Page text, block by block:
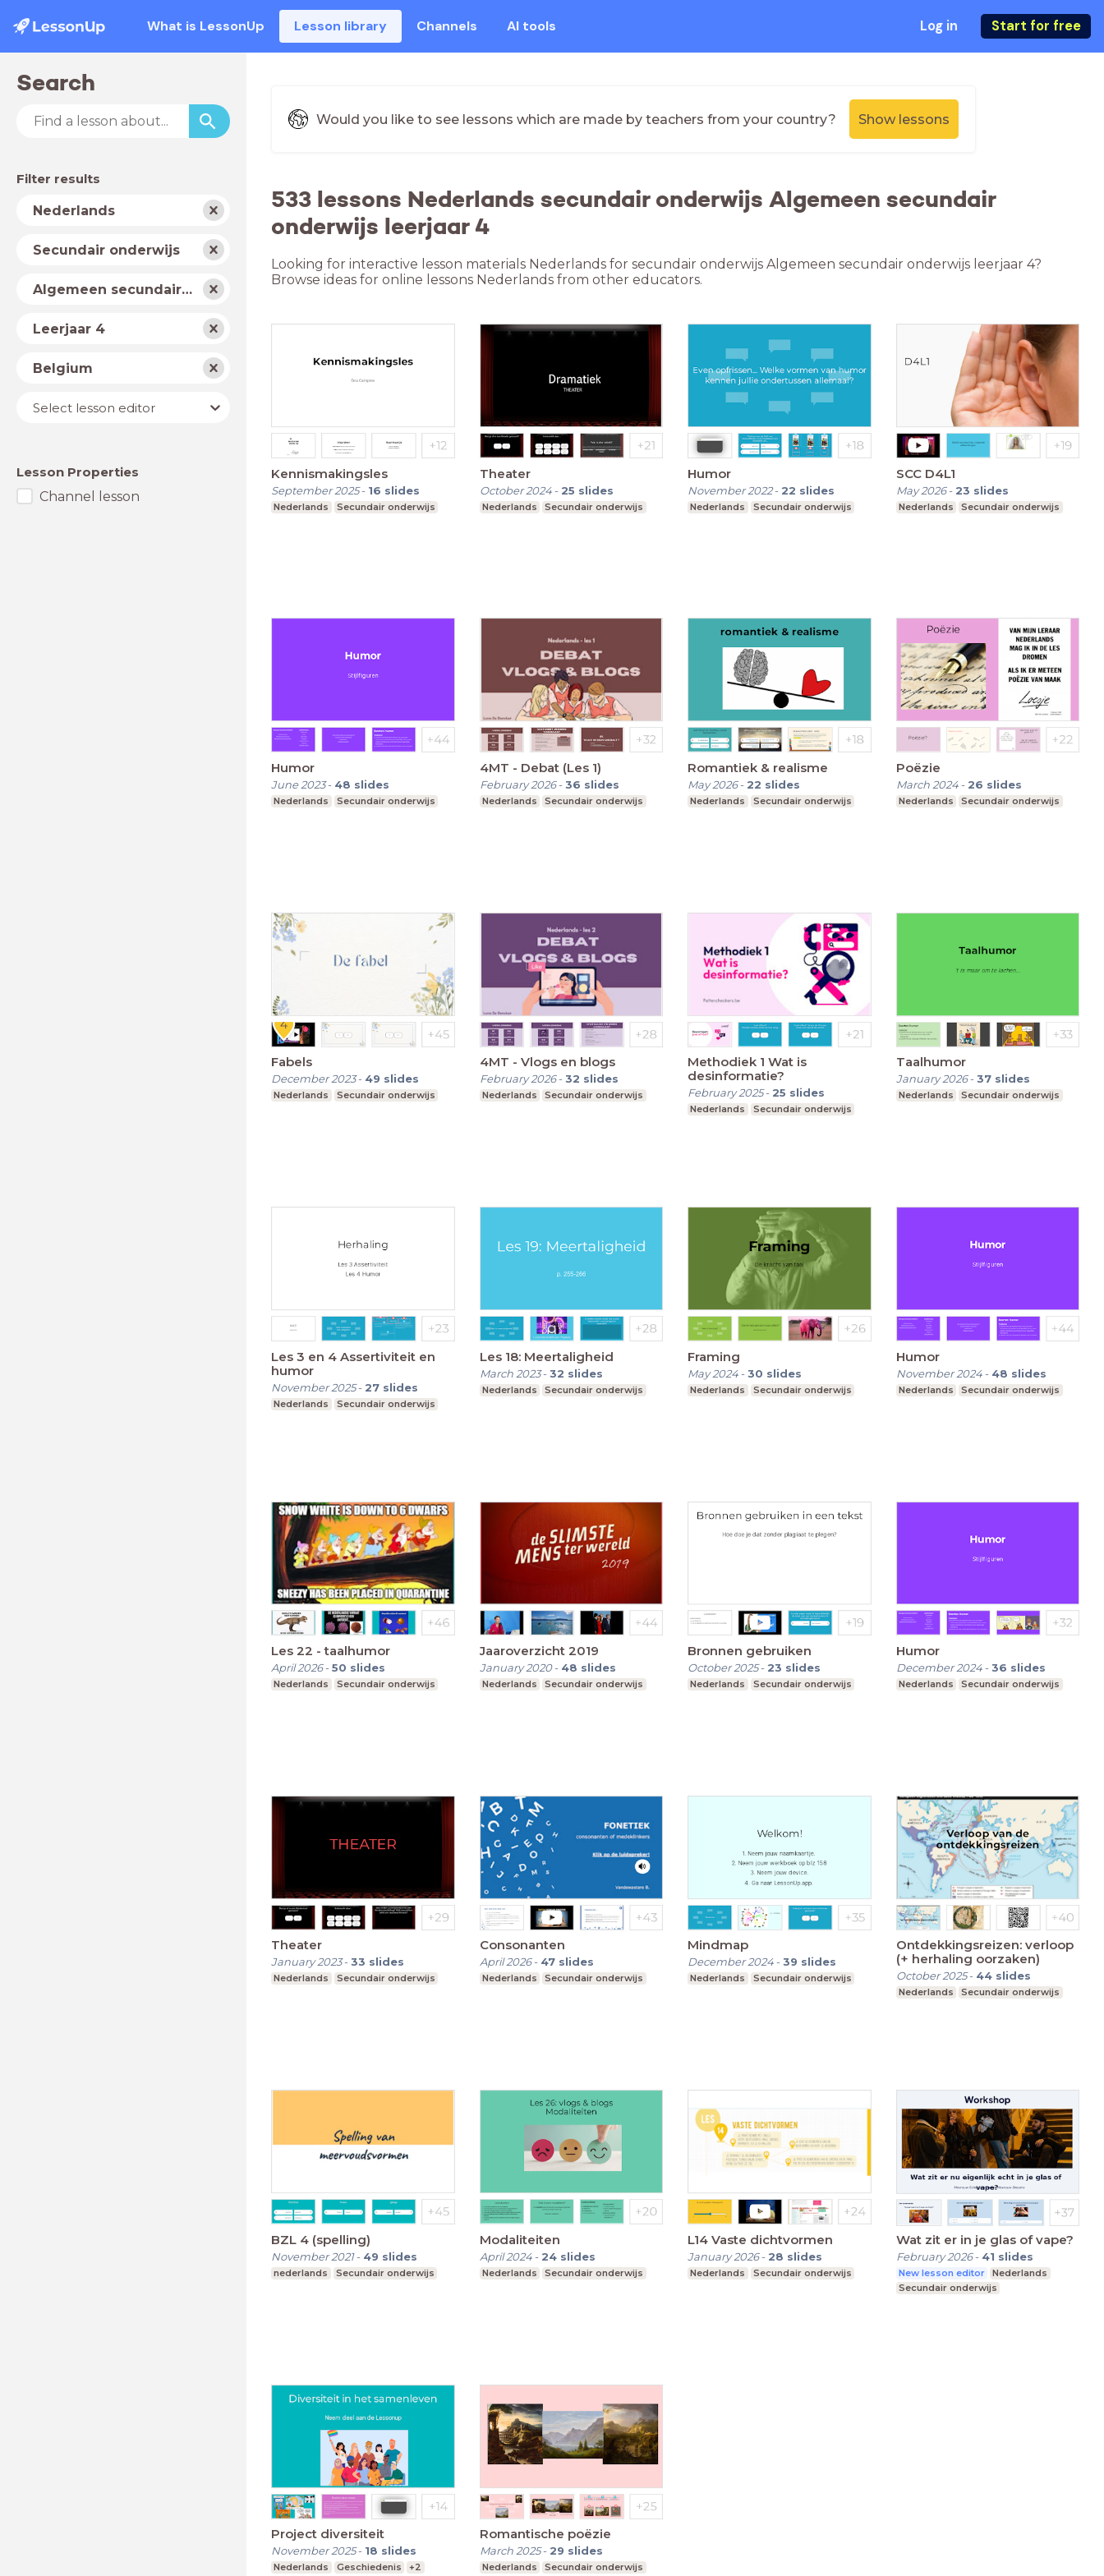
What is LessonUp Lesson library Channels AI tools Log in Start for free
Search
Filter results
Subject
Nederlands
School
typeSecundair onderwijs
Level Algemeen secundair onderwijs
YearLeerjaar 4
Country
Belgium
Lesson
editor
Select lesson editor
Lesson Properties
Channel lesson
Would you like to see lessons which are made by teachers from your country? Show lessons
533 lessons Nederlands secundair onderwijs Algemeen secundair
onderwijs leerjaar 4
Looking for interactive lesson materials Nederlands for secundair onderwijs Algemeen secundair onderwijs leerjaar 4?
Browse ideas for online lessons Nederlands from other educators.
Kennismakingsles
September 2025- 16 slides
Nederlands Secundair onderwijs
Theater
October 2024- 25 slides
Nederlands Secundair onderwijs
Humor
November 2022- 22 slides
Nederlands Secundair onderwijs
SCC D4L1
May 2026- 23 slides
Nederlands Secundair onderwijs
Humor
June 2023- 48 slides
Nederlands Secundair onderwijs
4MT - Debat (Les 1)
February 2026-36 slides
Nederlands Secundair onderwijs
Romantiek & realisme
May 2026- 22 slides
Nederlands Secundair onderwijs
Poëzie
March 2024- 26 slides
Nederlands Secundair onderwijs
Fabels
December 2023- 49 slides
Nederlands Secundair onderwijs
4MT - Vlogs en blogs
February 2026-32 slides
Nederlands Secundair onderwijs
Methodiek 1 Wat is
desinformatie?
February 2025- 25 slides
Nederlands Secundair onderwijs
Taalhumor
January 2026-37 slides
Nederlands Secundair onderwijs
Les 3 en 4 Assertiviteit en
humor
November 2025- 27 slides
Nederlands Secundair onderwijs
Les 18: Meertaligheid
March 2023-32 slides
Nederlands Secundair onderwijs
Framing
May 2024-30 slides
Nederlands Secundair onderwijs
Humor
November 2024- 48 slides
Nederlands Secundair onderwijs
Les 22 - taalhumor
April 2026-50 slides
Nederlands Secundair onderwijs
Jaaroverzicht 2019
January 2020- 48 slides
Nederlands Secundair onderwijs
Bronnen gebruiken
October 2025- 23 slides
Nederlands Secundair onderwijs
Humor
December 2024-36 slides
Nederlands Secundair onderwijs
Theater
January 2023-33 slides
Nederlands Secundair onderwijs
Consonanten
April 2026- 47 slides
Nederlands Secundair onderwijs
Mindmap
December 2024-39 slides
Nederlands Secundair onderwijs
Ontdekkingsreizen: verloop
(+ herhaling oorzaken)
October 2025- 44 slides
Nederlands Secundair onderwijs
BZL 4 (spelling)
November 2021- 49 slides
nederlands Secundair onderwijs
Modaliteiten
April 2024- 24 slides
Nederlands Secundair onderwijs
L14 Vaste dichtvormen
January 2026- 28 slides
Nederlands Secundair onderwijs
Wat zit er in je glas of vape?
February 2026- 41 slides
New lesson editor
Nederlands
Secundair onderwijs
Project diversiteit
November 2025- 18 slides
Nederlands Geschiedenis +2
Romantische poëzie
March 2025- 29 slides
Nederlands Secundair onderwijs